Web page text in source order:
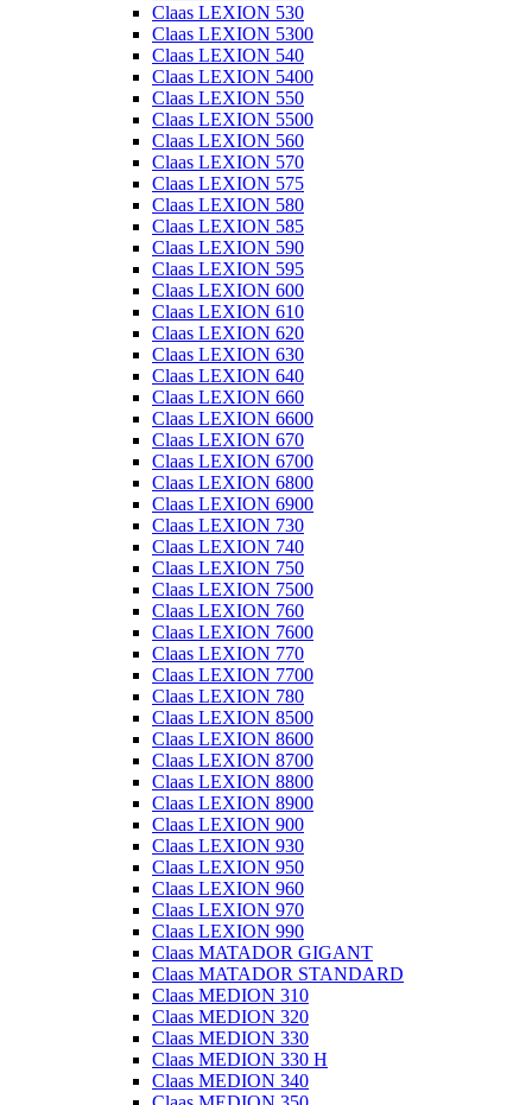
Claas LEXION 530
Claas LEXION 5300
Claas LEXION 540
Claas LEXION 5400
Claas LEXION 550
Claas LEXION 5500
Claas LEXION 560
Claas LEXION 570
Claas LEXION 575
Claas LEXION 580
Claas LEXION 585
Claas LEXION 590
Claas LEXION 595
Claas LEXION 600
Claas LEXION 610
Claas LEXION 620
Claas LEXION 630
Claas LEXION 640
Claas LEXION 660
Claas LEXION 6600
Claas LEXION 670
Claas LEXION 6700
Claas LEXION 6800
Claas LEXION 6900
Claas LEXION 730
Claas LEXION 740
Claas LEXION 750
Claas LEXION 7500
Claas LEXION 760
Claas LEXION 7600
Claas LEXION 770
Claas LEXION 7700
Claas LEXION 780
Claas LEXION 8500
Claas LEXION 8600
Claas LEXION 8700
Claas LEXION 8800
Claas LEXION 8900
Claas LEXION 900
Claas LEXION 930
Claas LEXION 950
Claas LEXION 960
Claas LEXION 970
Claas LEXION 990
Claas MATADOR GIGANT
Claas MATADOR STANDARD
Claas MEDION 310
Claas MEDION 320
Claas MEDION 330
Claas MEDION 330 H
Claas MEDION 340